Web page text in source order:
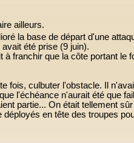
ailleurs.
la base de départ d'une
été prise (9 juin).
franchir que la côte portant le
fois, culbuter l'obstacle. Il
l'échéance n'aurait été que
partie... On était tellement
en tête des troupes